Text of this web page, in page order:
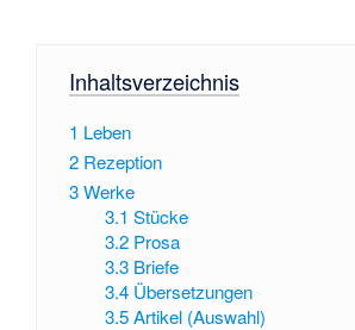
Inhaltsverzeichnis
1 Leben
2 Rezeption
3Werke
3.1 Stücke
3.2 Prosa
3.3 Briefe
3.4 Übersetzungen
3.5 Artikel (Auswahl)